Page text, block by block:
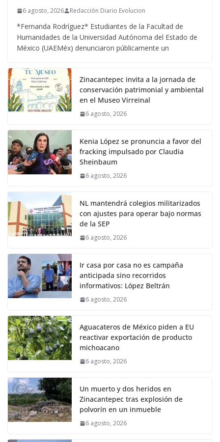
6 agosto, 2026 Redacción Diario Evolucion
*Fernanda Rodríguez* Estudiantes de la Facultad de
Humanidades de la Universidad Autónoma del Estado de
México (UAEMéx) denunciaron públicamente un
Zinacantepec invita a la jornada de
conservación patrimonial y ambiental
en el Museo Virreinal
6 agosto, 2026
Kenia López se pronuncia a favor del
fracking impulsado por Claudia
Sheinbaum
6 agosto, 2026
NL mantendrá colegios militarizados
con ajustes para operar bajo normas
de la SEP
6 agosto, 2026
Ir casa por casa no es campaña
anticipada sino recorridos
informativos: López Beltrán
6 agosto, 2026
Aguacateros de México piden a EU
reactivar exportación de producto
michoacano
6 agosto, 2026
Un muerto y dos heridos en
Zinacantepec tras explosión de
polvorín en un inmueble
6 agosto, 2026